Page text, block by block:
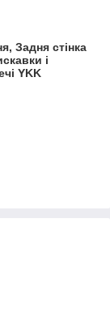
Задня стінка
і
YKK